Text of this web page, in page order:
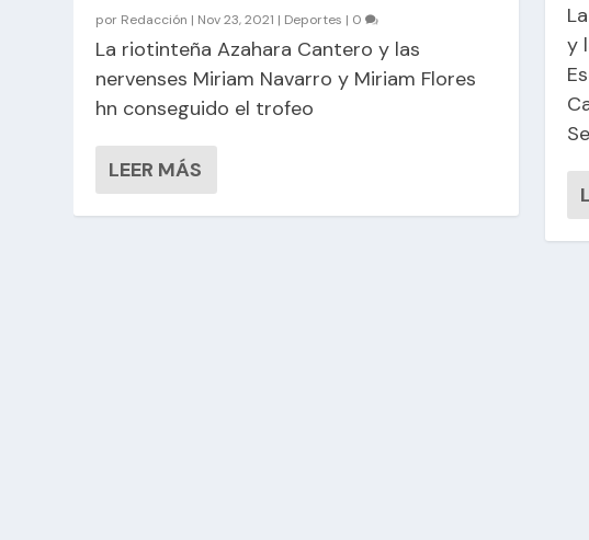
por Redacción | Nov 23, 2021 | Deportes | 0
La riotinteña Azahara Cantero y las
nervenses Miriam Navarro y Miriam Flores
hn conseguido el trofeo
LEER MÁS
y